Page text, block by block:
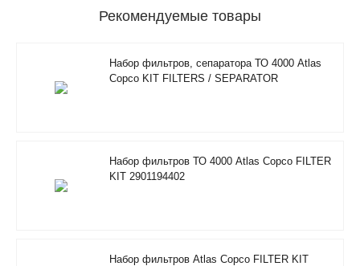
Рекомендуемые товары
Набор фильтров, сепаратора ТО 4000 Atlas
Copco KIT FILTERS / SEPARATOR
Набор фильтров ТО 4000 Atlas Copco FILTER
KIT 2901194402
Набор фильтров Atlas Copco FILTER KIT